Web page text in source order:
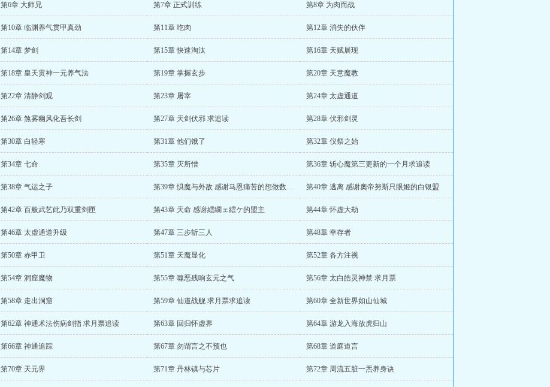
第6章 大师兄 第7章 正式训练 第8章 为肉而战
第10章 临渊养气贯甲真劲 第11章 吃肉 第12章 消失的伙伴
第14章 梦剑 第15章 快速淘汰 第16章 天赋展现
第18章 皇天贯神一元养气法 第19章 掌握玄步 第20章 天意魔教
第22章 清静剑观 第23章 屠宰 第24章 太虚通道
第26章 煞雾幽风化吾长剑 第27章 天剑伏邪 求追读 第28章 伏邪剑灵
第30章 白轻寒 第31章 他们饿了 第32章 仪祭之始
第34章 七命 第35章 灭所憎 第36章 斩心魔第三更新的一个月求追读
第38章 气运之子 第39章 惧魔与外敌 感谢马恩痛苦的想做数学题的盟主 第40章 逃离 感谢奧帝努斯只眼姬的白银盟
第42章 百般武艺此乃双重剑匣 第43章 天命 感谢繧繝ェ繧ケ的盟主 第44章 怀虚大劫
第46章 太虚通道升级 第47章 三步斩三人 第48章 幸存者
第50章 赤甲卫 第51章 天魔显化 第52章 各方注视
第54章 洞窟魔物 第55章 噬恶残响玄元之气 第56章 太白皓灵神禁 求月票
第58章 走出洞窟 第59章 仙道战舰 求月票求追读 第60章 全新世界如山仙城
第62章 神通术法伤病剑指 求月票追读 第63章 回归怀虚界 第64章 游龙入海放虎归山
第66章 神通追踪 第67章 勿谓言之不预也 第68章 道庭道言
第70章 天元界 第71章 丹林镇与芯片 第72章 周流五脏一炁养身诀